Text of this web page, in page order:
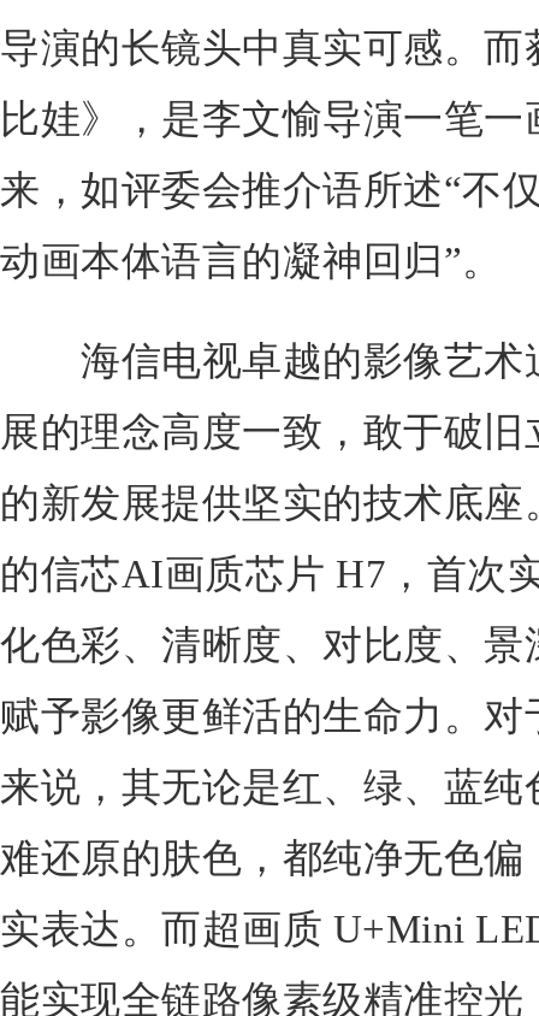
导演的长镜头中真实可感。
比娃》，是李文愉导演一笔
来，如评委会推介语所述“不
动画本体语言的凝神回归”。
海信电视卓越的影像艺术
展的理念高度一致，敢于破
的新发展提供坚实的技术底座
的信芯AI画质芯片 H7，首次
化色彩、清晰度、对比度、
赋予影像更鲜活的生命力。
来说，其无论是红、绿、蓝
难还原的肤色，都纯净无色
实表达。而超画质 U+Mini
能实现全链路像素级精准控